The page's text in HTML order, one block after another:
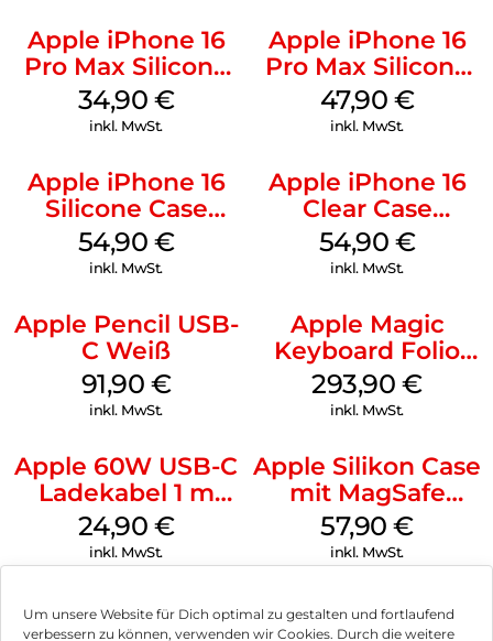
Um unsere Website für Dich optimal zu gestalten und fortlaufend
verbessern zu können, verwenden wir Cookies. Durch die weitere
Apple iPhone 16
Pro Max Silicone
Case MagSafe
Denim
34,90 €
inkl. MwSt.
Apple iPhone 16
Pro Max Silicone
Case MagSafe
Black
47,90 €
inkl. MwSt.
Apple iPhone 16
Silicone Case
MagSafe Black
54,90 €
inkl. MwSt.
Apple iPhone 16
Clear Case
MagSafe
Transparent
54,90 €
inkl. MwSt.
Apple Pencil USB-
C Weiß
91,90 €
inkl. MwSt.
Apple Magic
Keyboard Folio
iPad 10.9″ (10.Gen.)
Weiß
293,90€
inkl. MwSt.
Apple 60W USB-C
Ladekabel 1 m
Weiß
24,90 €
inkl. MwSt.
Apple Silikon Case
mit MagSafe
iPhone 14 Pro
(PRODUCT)RED
57,90€
inkl. MwSt.